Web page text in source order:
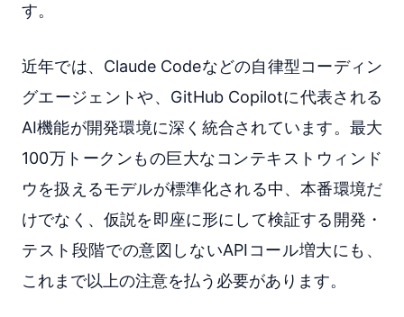
す。
近年では、Claude Codeなどの自律型コーディン
グエージェントや、GitHub Copilotに代表される
AI機能が開発環境に深く統合されています。最大
100万トークンもの巨大なコンテキストウィンド
ウを扱えるモデルが標準化される中、本番環境だ
けでなく、仮説を即座に形にして検証する開発・
テスト段階での意図しないAPIコール増大にも、
これまで以上の注意を払う必要があります。